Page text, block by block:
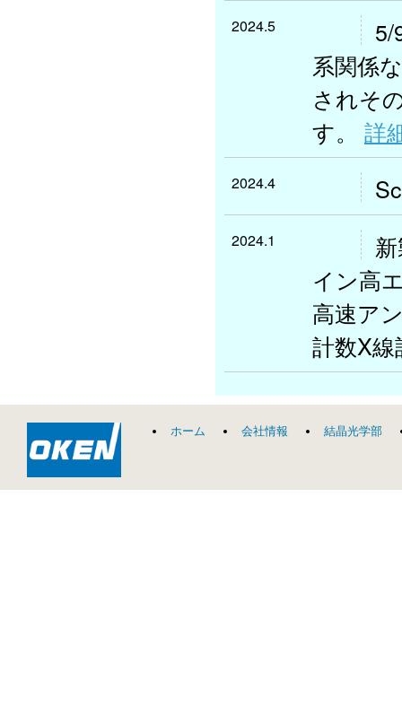
2024.5
5/
系関係
されそ
す。 詳
2024.4
2024.1
イン高
高速ア
計数X
ホーム 会社情報 結晶光学部